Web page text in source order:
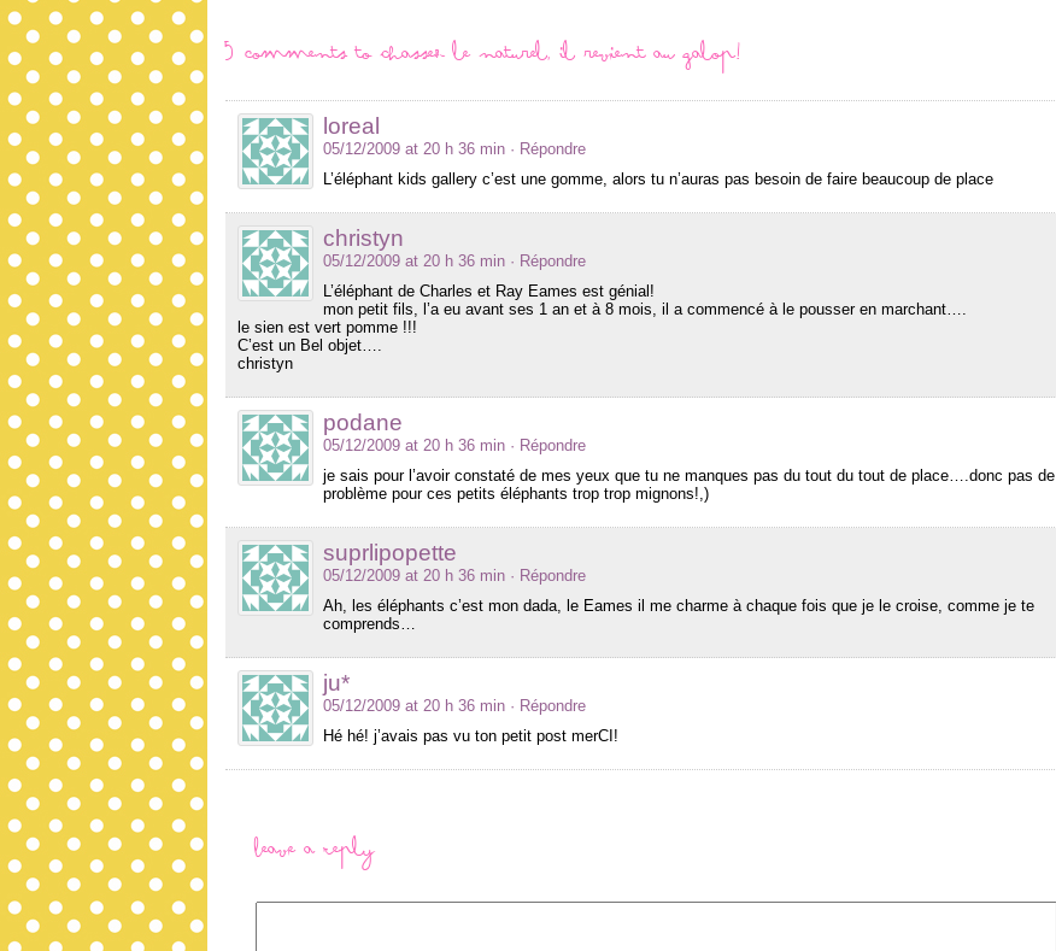
5 comments to Chassez le naturel, il revient au galop!
loreal
05/12/2009 at 20 h 36 min · Répondre
L’éléphant kids gallery c’est une gomme, alors tu n’auras pas besoin de faire beaucoup de place
christyn
05/12/2009 at 20 h 36 min · Répondre
L’éléphant de Charles et Ray Eames est génial!
mon petit fils, l’a eu avant ses 1 an et à 8 mois, il a commencé à le pousser en marchant….
le sien est vert pomme !!!
C’est un Bel objet….
christyn
podane
05/12/2009 at 20 h 36 min · Répondre
je sais pour l’avoir constaté de mes yeux que tu ne manques pas du tout du tout de place….donc pas de
problème pour ces petits éléphants trop trop mignons!,)
suprlipopette
05/12/2009 at 20 h 36 min · Répondre
Ah, les éléphants c’est mon dada, le Eames il me charme à chaque fois que je le croise, comme je te
comprends…
ju*
05/12/2009 at 20 h 36 min · Répondre
Hé hé! j’avais pas vu ton petit post merCI!
Leave a Reply